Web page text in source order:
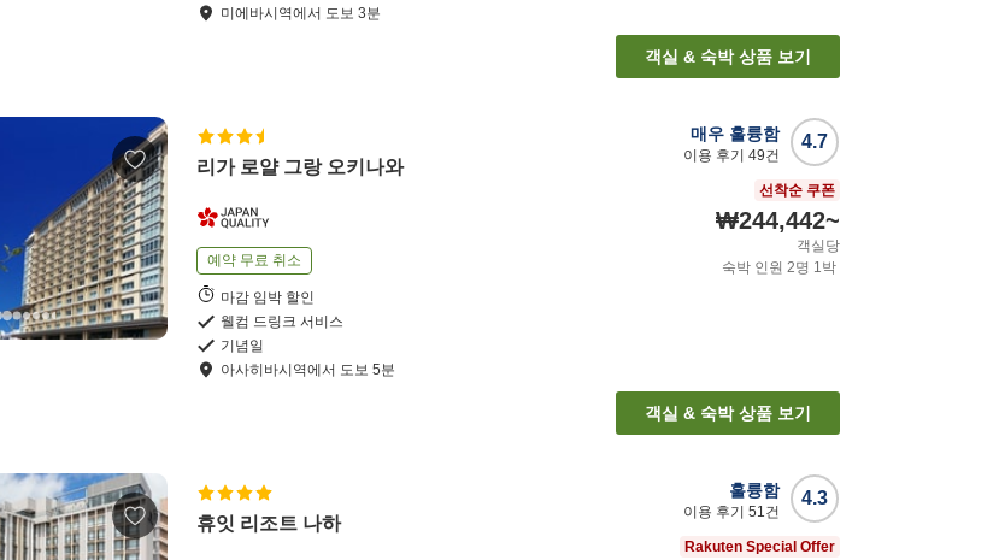
미에바시역에서 도보 3분
객실 & 숙박 상품 보기
리가 로얄 그랑 오키나와
예약 무료 취소
마감 임박 할인
웰컴 드링크 서비스
기념일
아사히바시역에서 도보 5분
4.7
매우 훌륭함
이용 후기 49건
선착순 쿠폰
₩244,442~
객실당
숙박 인원 2명 1박
객실 & 숙박 상품 보기
휴잇 리조트 나하
4.3
훌륭함
이용 후기 51건
Rakuten Special Offer